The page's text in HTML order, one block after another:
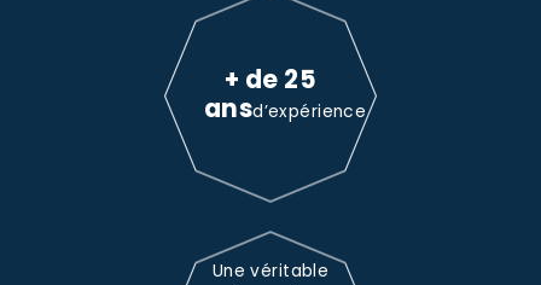
+ de 25
ansd’expérience
Une véritable